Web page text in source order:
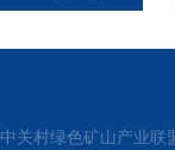
中关村绿色矿山产业联